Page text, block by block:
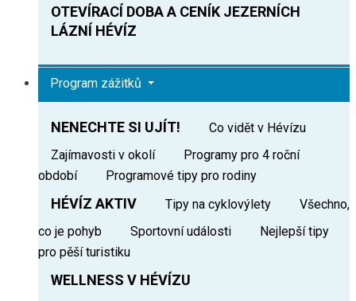
OTEVÍRACÍ DOBA A CENÍK JEZERNÍCH
LÁZNÍ HÉVÍZ
Program zážitků
NENECHTE SI UJÍT!
Co vidět v Hévízu
Zajímavosti v okolí
Programy pro 4 roční
období
Programové tipy pro rodiny
HÉVÍZ AKTIV Tipy na cyklovýlety
Všechno,
co je pohyb
Sportovní události
Nejlepší tipy
pro pěší turistiku
WELLNESS V HÉVÍZU